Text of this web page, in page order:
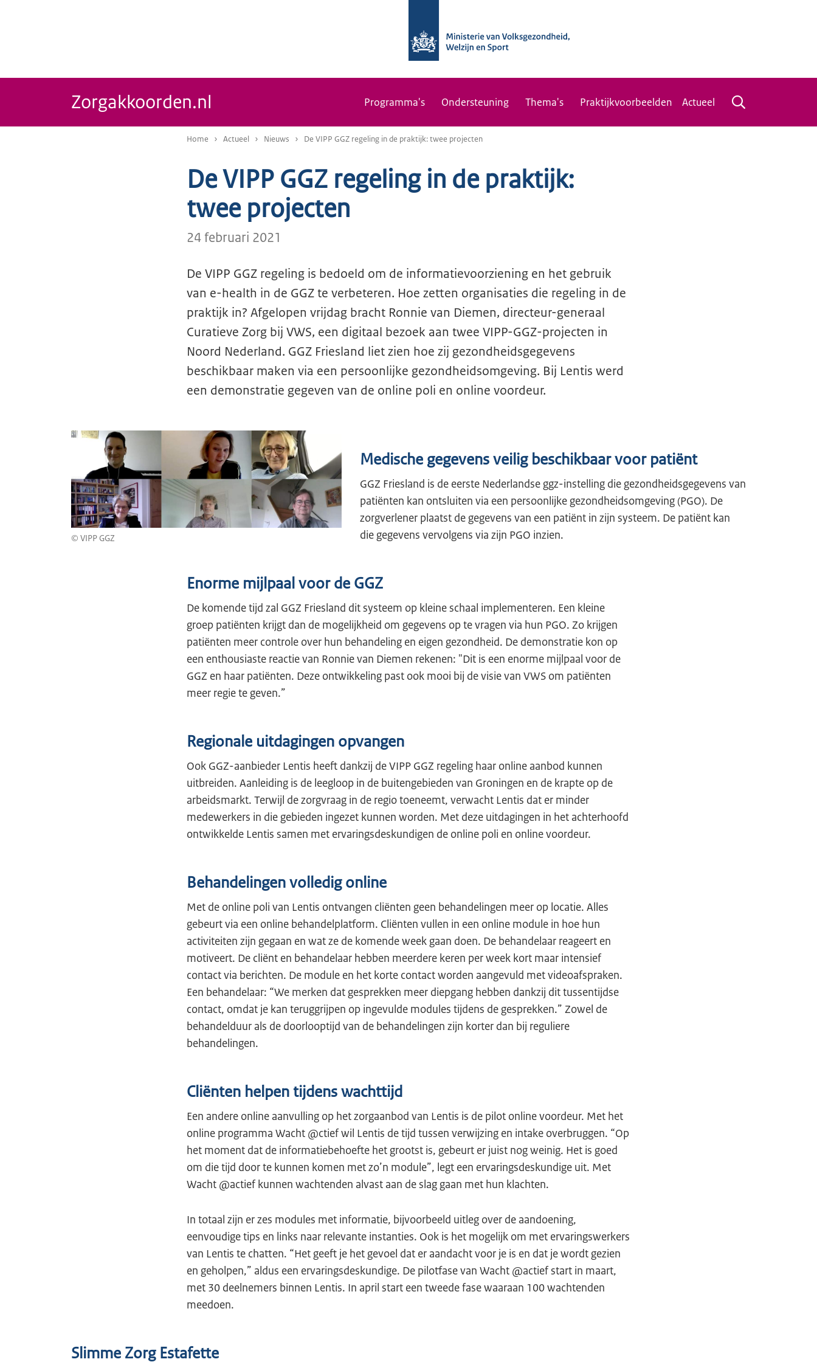
Zorgakkoorden.nl Programma's Ondersteuning Thema's Praktijkvoorbeelden Actueel
Home Actueel Nieuws De VIPP GGZ regeling in de praktijk: twee projecten
De VIPP GGZ regeling in de praktijk:
twee projecten
24 februari 2021
De VIPP GGZ regeling is bedoeld om de informatievoorziening en het gebruik
van e-health in de GGZ te verbeteren. Hoe zetten organisaties die regeling in de
praktijk in? Afgelopen vrijdag bracht Ronnie van Diemen, directeur-generaal
Curatieve Zorg bij VWS, een digitaal bezoek aan twee VIPP-GGZ-projecten in
Noord Nederland. GGZ Friesland liet zien hoe zij gezondheidsgegevens
beschikbaar maken via een persoonlijke gezondheidsomgeving. Bij Lentis werd
een demonstratie gegeven van de online poli en online voordeur.
© VIPP GGZ
Medische gegevens veilig beschikbaar voor patiënt
GGZ Friesland is de eerste Nederlandse ggz-instelling die gezondheidsgegevens van
patiënten kan ontsluiten via een persoonlijke gezondheidsomgeving (PGO). De
zorgverlener plaatst de gegevens van een patiënt in zijn systeem. De patiënt kan
die gegevens vervolgens via zijn PGO inzien.
Enorme mijlpaal voor de GGZ
De komende tijd zal GGZ Friesland dit systeem op kleine schaal implementeren. Een kleine
groep patiënten krijgt dan de mogelijkheid om gegevens op te vragen via hun PGO. Zo krijgen
patiënten meer controle over hun behandeling en eigen gezondheid. De demonstratie kon op
een enthousiaste reactie van Ronnie van Diemen rekenen: "Dit is een enorme mijlpaal voor de
GGZ en haar patiënten. Deze ontwikkeling past ook mooi bij de visie van VWS om patiënten
meer regie te geven.”
Regionale uitdagingen opvangen
Ook GGZ-aanbieder Lentis heeft dankzij de VIPP GGZ regeling haar online aanbod kunnen
uitbreiden. Aanleiding is de leegloop in de buitengebieden van Groningen en de krapte op de
arbeidsmarkt. Terwijl de zorgvraag in de regio toeneemt, verwacht Lentis dat er minder
medewerkers in die gebieden ingezet kunnen worden. Met deze uitdagingen in het achterhoofd
ontwikkelde Lentis samen met ervaringsdeskundigen de online poli en online voordeur.
Behandelingen volledig online
Met de online poli van Lentis ontvangen cliënten geen behandelingen meer op locatie. Alles
gebeurt via een online behandelplatform. Cliënten vullen in een online module in hoe hun
activiteiten zijn gegaan en wat ze de komende week gaan doen. De behandelaar reageert en
motiveert. De cliënt en behandelaar hebben meerdere keren per week kort maar intensief
contact via berichten. De module en het korte contact worden aangevuld met videoafspraken.
Een behandelaar: “We merken dat gesprekken meer diepgang hebben dankzij dit tussentijdse
contact, omdat je kan teruggrijpen op ingevulde modules tijdens de gesprekken.” Zowel de
behandelduur als de doorlooptijd van de behandelingen zijn korter dan bij reguliere
behandelingen.
Cliënten helpen tijdens wachttijd
Een andere online aanvulling op het zorgaanbod van Lentis is de pilot online voordeur. Met het
online programma Wacht @ctief wil Lentis de tijd tussen verwijzing en intake overbruggen. “Op
het moment dat de informatiebehoefte het grootst is, gebeurt er juist nog weinig. Het is goed
om die tijd door te kunnen komen met zo’n module”, legt een ervaringsdeskundige uit. Met
Wacht @actief kunnen wachtenden alvast aan de slag gaan met hun klachten.
In totaal zijn er zes modules met informatie, bijvoorbeeld uitleg over de aandoening,
eenvoudige tips en links naar relevante instanties. Ook is het mogelijk om met ervaringswerkers
van Lentis te chatten. “Het geeft je het gevoel dat er aandacht voor je is en dat je wordt gezien
en geholpen,” aldus een ervaringsdeskundige. De pilotfase van Wacht @actief start in maart,
met 30 deelnemers binnen Lentis. In april start een tweede fase waaraan 100 wachtenden
meedoen.
Slimme Zorg Estafette